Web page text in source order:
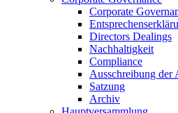
Corporate
Directors Dealings
Nachhaltigkeit
Compliance
Ausschreibung der
Satzung
Archiv